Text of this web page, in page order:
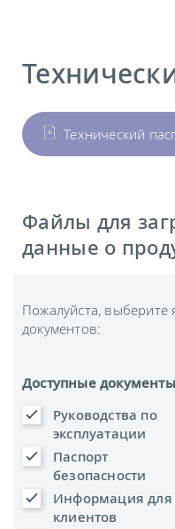
Технический
Файлы для
данные о
Пожалуйста, выберите
документов:
Доступные документы
Руководства по
эксплуатации
Паспорт
безопасности
Информация для
клиентов